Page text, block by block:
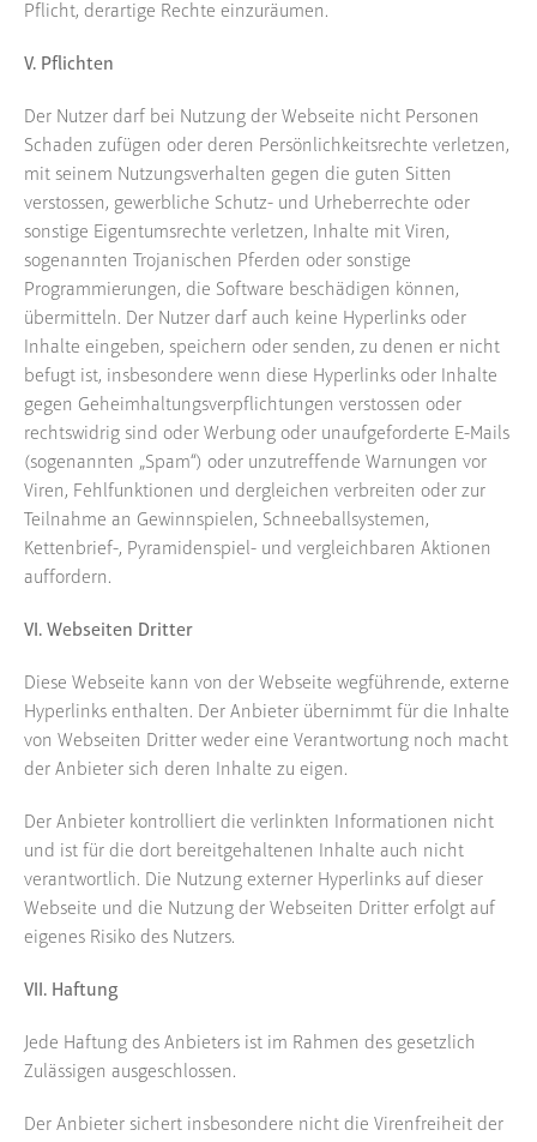
Pflicht, derartige Rechte einzuräumen.
V. Pflichten
Der Nutzer darf bei Nutzung der Webseite nicht Personen
Schaden zufügen oder deren Persönlichkeitsrechte verletzen,
mit seinem Nutzungsverhalten gegen die guten Sitten
verstossen, gewerbliche Schutz- und Urheberrechte oder
sonstige Eigentumsrechte verletzen, Inhalte mit Viren,
sogenannten Trojanischen Pferden oder sonstige
Programmierungen, die Software beschädigen können,
übermitteln. Der Nutzer darf auch keine Hyperlinks oder
Inhalte eingeben, speichern oder senden, zu denen er nicht
befugt ist, insbesondere wenn diese Hyperlinks oder Inhalte
gegen Geheimhaltungsverpflichtungen verstossen oder
rechtswidrig sind oder Werbung oder unaufgeforderte E-Mails
(sogenannten „Spam“) oder unzutreffende Warnungen vor
Viren, Fehlfunktionen und dergleichen verbreiten oder zur
Teilnahme an Gewinnspielen, Schneeballsystemen,
Kettenbrief-, Pyramidenspiel- und vergleichbaren Aktionen
auffordern.
VI. Webseiten Dritter
Diese Webseite kann von der Webseite wegführende, externe
Hyperlinks enthalten. Der Anbieter übernimmt für die Inhalte
von Webseiten Dritter weder eine Verantwortung noch macht
der Anbieter sich deren Inhalte zu eigen.
Der Anbieter kontrolliert die verlinkten Informationen nicht
und ist für die dort bereitgehaltenen Inhalte auch nicht
verantwortlich. Die Nutzung externer Hyperlinks auf dieser
Webseite und die Nutzung der Webseiten Dritter erfolgt auf
eigenes Risiko des Nutzers.
VII. Haftung
Jede Haftung des Anbieters ist im Rahmen des gesetzlich
Zulässigen ausgeschlossen.
Der Anbieter sichert insbesondere nicht die Virenfreiheit der